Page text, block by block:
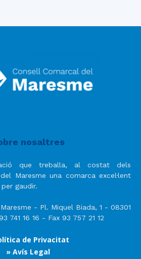
nosaltres
que treballa, al costat dels
Maresme una comarca excel·lent
gaudir.
- Pl. Miquel Biada, 1 - 08301
741 16 16 - Fax 93 757 21 12
de Privacitat
» Avís Legal